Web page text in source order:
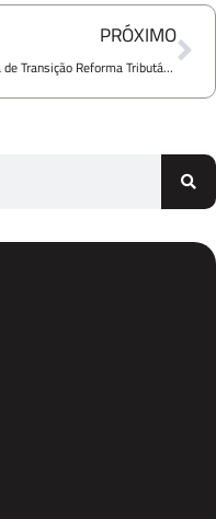
PRÓXIMO
Guia de Transição Reforma Tributária 2026-2027: O que fazer agora